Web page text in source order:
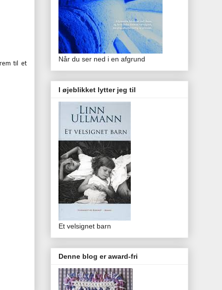
til et
Når du ser ned i en afgrund
I øjeblikket lytter jeg til
Et velsignet barn
Denne blog er award-fri